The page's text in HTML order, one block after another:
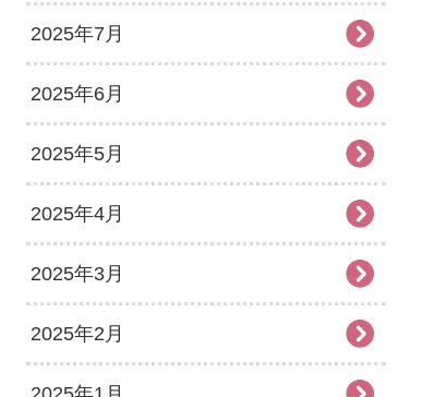
2025年7月
2025年6月
2025年5月
2025年4月
2025年3月
2025年2月